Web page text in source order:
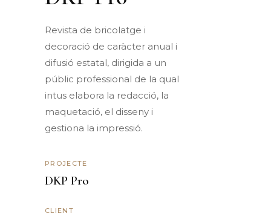
Revista de bricolatge i
decoració de caràcter anual i
difusió estatal, dirigida a un
públic professional de la qual
intus elabora la redacció, la
maquetació, el disseny i
gestiona la impressió.
PROJECTE
DKP Pro
CLIENT